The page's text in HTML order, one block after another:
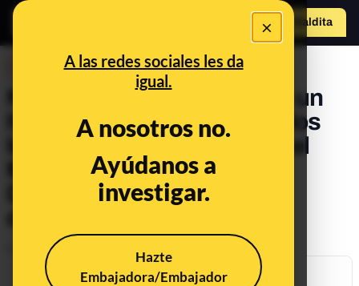
×
A las redes sociales les da
igual.
A nosotros no.
Ayúdanos a
investigar.
Hazte
Embajadora/Embajador
Hazte Maldita
No, no van a pulverizar con un
helicóptero del Ejército todos
los municipios de Málaga: el
Ministerio de Defensa y la
Diputación de Málaga lo
Publicado el